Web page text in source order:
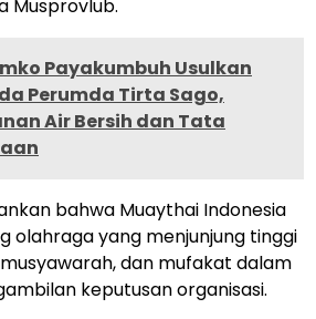
Musprovlub.
Payakumbuh Usulkan
Perumda Tirta Sago,
Air Bersih dan Tata
bahwa Muaythai Indonesia
olahraga yang menjunjung tinggi
dan mufakat dalam
keputusan organisasi.